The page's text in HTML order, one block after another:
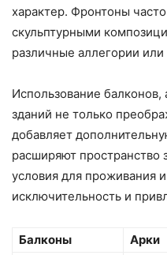
характер. Фронтоны
скульптурными
различные аллегории
Использование
зданий не только
добавляет
расширяют пространство
условия для проживания
исключительность и
Балконы Арки